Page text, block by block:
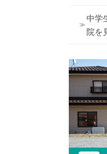
中学
院を